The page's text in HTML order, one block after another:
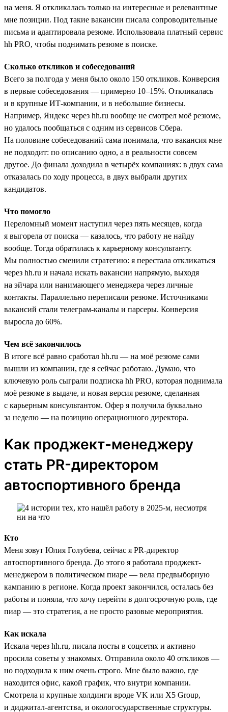
на меня. Я откликалась только на интересные и релевантные
мне позиции. Под такие вакансии писала сопроводительные
письма и адаптировала резюме. Использовала платный сервис
hh PRO, чтобы поднимать резюме в поиске.
Сколько откликов и собеседований
Всего за полгода у меня было около 150 откликов. Конверсия
в первые собеседования — примерно 10–15%. Откликалась
и в крупные ИТ-компании, и в небольшие бизнесы.
Например, Яндекс через hh.ru вообще не смотрел моё резюме,
но удалось пообщаться с одним из сервисов Сбера.
На половине собеседований сама понимала, что вакансия мне
не подходит: по описанию одно, а в реальности совсем
другое. До финала доходила в четырёх компаниях: в двух сама
отказалась по ходу процесса, в двух выбрали других
кандидатов.
Что помогло
Переломный момент наступил через пять месяцев, когда
я выгорела от поиска — казалось, что работу не найду
вообще. Тогда обратилась к карьерному консультанту.
Мы полностью сменили стратегию: я перестала откликаться
через hh.ru и начала искать вакансии напрямую, выходя
на эйчара или нанимающего менеджера через личные
контакты. Параллельно переписали резюме. Источниками
вакансий стали телеграм-каналы и парсеры. Конверсия
выросла до 60%.
Чем всё закончилось
В итоге всё равно сработал hh.ru — на моё резюме сами
вышли из компании, где я сейчас работаю. Думаю, что
ключевую роль сыграли подписка hh PRO, которая поднимала
моё резюме в выдаче, и новая версия резюме, сделанная
с карьерным консультантом. Офер я получила буквально
за неделю — на позицию операционного директора.
Как проджект-менеджеру
стать PR-директором
автоспортивного бренда
Кто
Меня зовут Юлия Голубева, сейчас я PR-директор
автоспортивного бренда. До этого я работала проджект-
менеджером в политическом пиаре — вела предвыборную
кампанию в регионе. Когда проект закончился, осталась без
работы и поняла, что хочу перейти в долгосрочную роль, где
пиар — это стратегия, а не просто разовые мероприятия.
Как искала
Искала через hh.ru, писала посты в соцсетях и активно
просила советы у знакомых. Отправила около 40 откликов —
но подходила к ним очень строго. Мне было важно, где
находится офис, какой график, что внутри компании.
Смотрела и крупные холдинги вроде VK или X5 Group,
и диджитал-агентства, и окологосударственные структуры.